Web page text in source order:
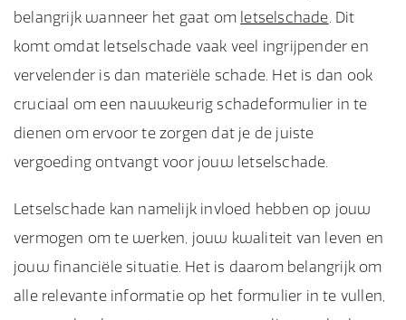
belangrijk wanneer het gaat om letselschade. Dit
komt omdat letselschade vaak veel ingrijpender en
vervelender is dan materiële schade. Het is dan ook
cruciaal om een nauwkeurig schadeformulier in te
dienen om ervoor te zorgen dat je de juiste
vergoeding ontvangt voor jouw letselschade.
Letselschade kan namelijk invloed hebben op jouw
vermogen om te werken, jouw kwaliteit van leven en
jouw financiële situatie. Het is daarom belangrijk om
alle relevante informatie op het formulier in te vullen,